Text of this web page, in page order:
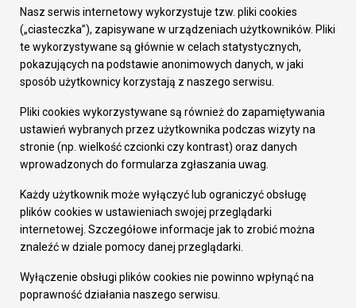
Załatw sprawę
Prezydent Miasta
Rada Miasta
Wydziały
Elektroniczna Skrzynka Podawcza
Gospodarka
Fundusze europejskie
Środki krajowe
Oferty inwestycyjne
Pozostałe
Deklaracja dostępności
Dane osobowe
Dodaj opinię o witrynie
Nasz serwis internetowy wykorzystuje tzw. pliki cookies
(„ciasteczka”), zapisywane w urządzeniach użytkowników. Pliki
te wykorzystywane są głównie w celach statystycznych,
pokazujących na podstawie anonimowych danych, w jaki
sposób użytkownicy korzystają z naszego serwisu.
Pliki cookies wykorzystywane są również do zapamiętywania
ustawień wybranych przez użytkownika podczas wizyty na
stronie (np. wielkość czcionki czy kontrast) oraz danych
wprowadzonych do formularza zgłaszania uwag.
Każdy użytkownik może wyłączyć lub ograniczyć obsługę
plików cookies w ustawieniach swojej przeglądarki
internetowej. Szczegółowe informacje jak to zrobić można
znaleźć w dziale pomocy danej przeglądarki.
Wyłączenie obsługi plików cookies nie powinno wpłynąć na
poprawność działania naszego serwisu.